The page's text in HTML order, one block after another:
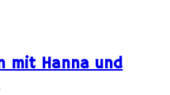
mit Hanna und